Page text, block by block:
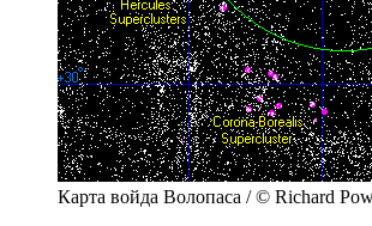
Карта войда Волопаса / © Richard